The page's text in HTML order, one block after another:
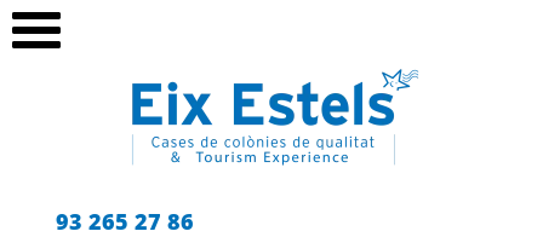
93 265 27 86